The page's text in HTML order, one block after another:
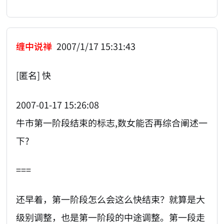
缠中说禅 2007/1/17 15:31:43
[匿名] 快
2007-01-17 15:26:08
牛市第一阶段结束的标志,数女能否再综合阐述一
下?
===
还早着，第一阶段怎么会这么快结束？就算是大
级别调整，也是第一阶段的中途调整。第一段走